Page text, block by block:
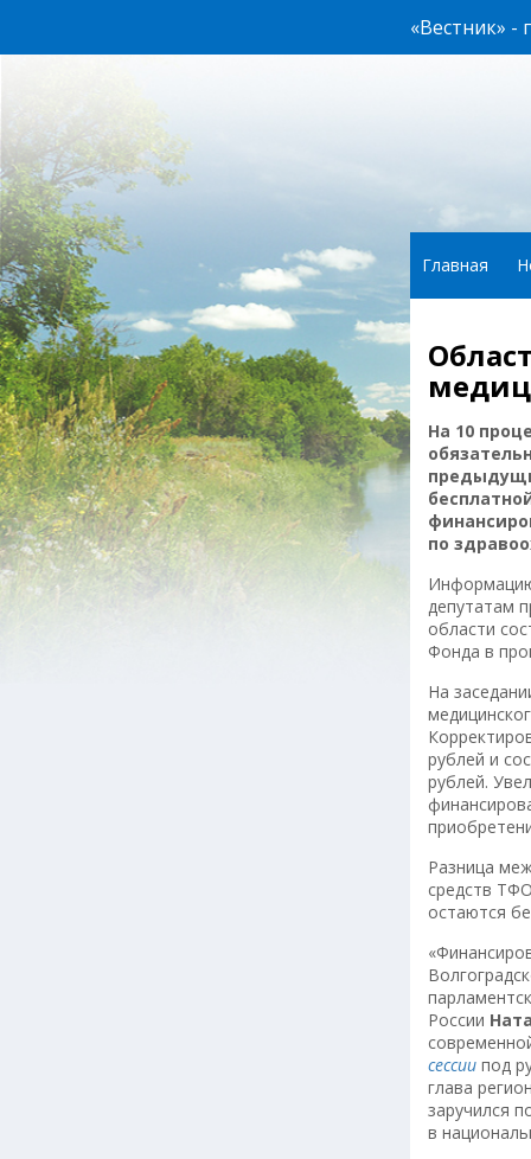
«Вестник» -
Главная
На 10
по
депутатам
области
Фонда в
На
рублей и
рублей.
Разница
средств
остаются
России
сессии под
глава
заручился
в